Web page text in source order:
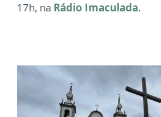
17h, na Rádio Imaculada.